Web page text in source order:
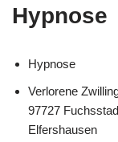
Hypnose
Hypnose
Verlorene
97727
Elfershausen